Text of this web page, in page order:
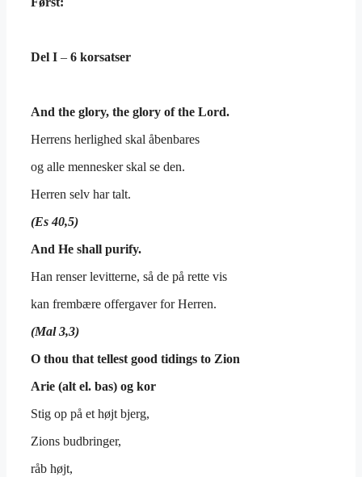
Del I – 6 korsatser
And the glory, the glory of the Lord.
Herrens herlighed skal åbenbares
og alle mennesker skal se den.
Herren selv har talt.
(Es 40,5)
And He shall purify.
Han renser levitterne, så de på rette vis
kan frembære offergaver for Herren.
(Mal 3,3)
O thou that tellest good tidings to Zion
Arie (alt el. bas) og kor
Stig op på et højt bjerg,
Zions budbringer,
råb højt,